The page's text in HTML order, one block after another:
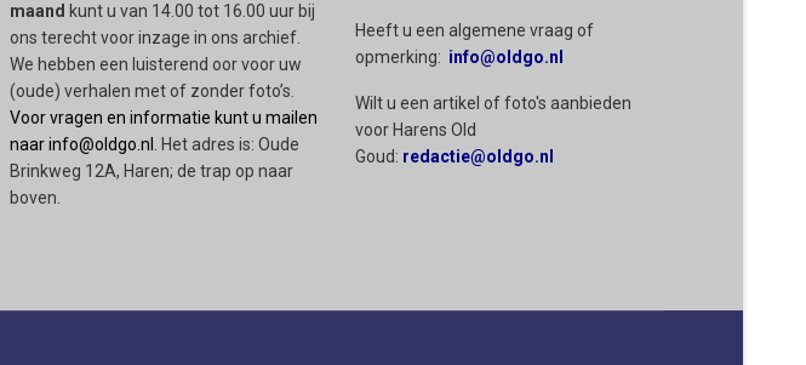
maand kunt u van 14.00 tot 16.00 uur bij
ons terecht voor inzage in ons archief.
We hebben een luisterend oor voor uw
(oude) verhalen met of zonder foto’s.
Voor vragen en informatie kunt u mailen
naar info@oldgo.nl
. Het adres is: Oude
Brinkweg 12A, Haren; de trap op naar
boven.
Heeft u een algemene vraag of
opmerking: info@oldgo.nl
Wilt u een artikel of foto's aanbieden
voor Harens Old
Goud: redactie@oldgo.nl